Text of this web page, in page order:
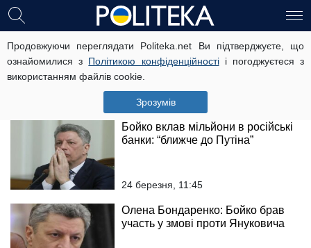
Продовжуючи переглядати Politeka.net Ви підтверджуєте, що
ознайомилися з Політикою конфіденційностіі погоджуєтеся з
використанням файлів cookie.
Зрозумів
За тиждень до виборів Бойко
обійшов Тимошенко і Порошенка
– соцопитування
26 березня, 12:18
Бойко вклав мільйони в російські
банки: “ближче до Путіна”
24 березня, 11:45
Олена Бондаренко: Бойко брав
участь у змові проти Януковича